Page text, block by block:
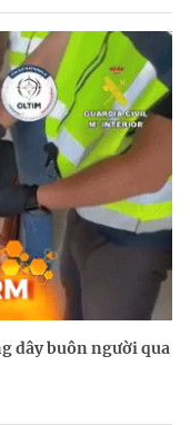
dây buôn người qua